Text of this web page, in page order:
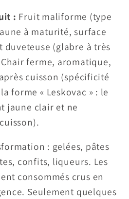
: Fruit maliforme (type
à maturité, surface
(glabre à très
ferme, aromatique,
cuisson (spécificité
forme « Leskovac » : le
jaune clair et ne
: gelées, pâtes
confits, liqueurs. Les
consommés crus en
Seulement quelques